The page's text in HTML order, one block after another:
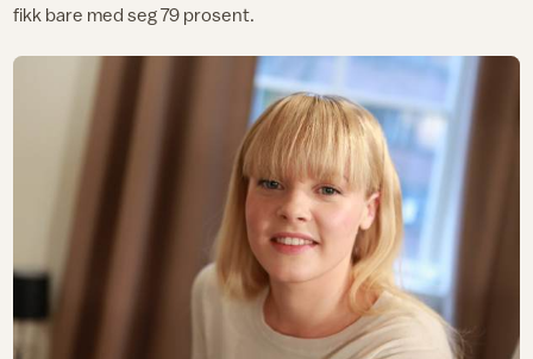
fikk bare med seg 79 prosent.